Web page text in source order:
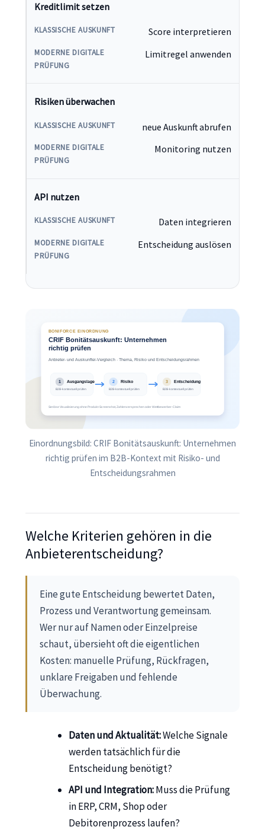
Kreditlimit setzen
Score interpretieren
Limitregel anwenden
Risiken überwachen
neue Auskunft abrufen
Monitoring nutzen
API nutzen
Daten integrieren
Entscheidung auslösen
Einordnungsbild: CRIF Bonitätsauskunft: Unternehmen
richtig prüfen im B2B-Kontext mit Risiko- und
Entscheidungsrahmen
Welche Kriterien gehören in die
Anbieterentscheidung?
Eine gute Entscheidung bewertet Daten,
Prozess und Verantwortung gemeinsam.
Wer nur auf Namen oder Einzelpreise
schaut, übersieht oft die eigentlichen
Kosten: manuelle Prüfung, Rückfragen,
unklare Freigaben und fehlende
Überwachung.
Daten und Aktualität:Welche Signale
werden tatsächlich für die
Entscheidung benötigt?
API und Integration:Muss die Prüfung
in ERP, CRM, Shop oder
Debitorenprozess laufen?